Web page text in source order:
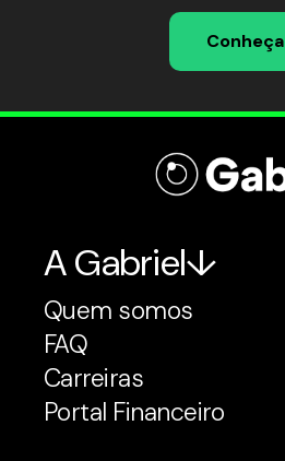
Conheça
A Gabriel
Quem somos
FAQ
Carreiras
Portal Financeiro